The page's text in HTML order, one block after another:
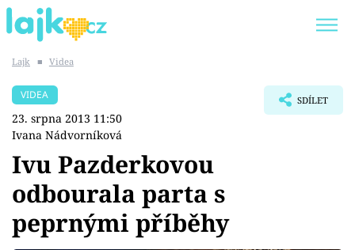
SHOPAHOLICADEL
Témata
Showbyznys
Lajk ■ Videa
VIDEA
23. srpna 2013 11:50
Ivana Nádvorníková
SDÍLET
Ivu Pazderkovou
odbourala parta s
peprnými příběhy